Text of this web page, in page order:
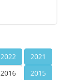
2022
2021
2016
2015